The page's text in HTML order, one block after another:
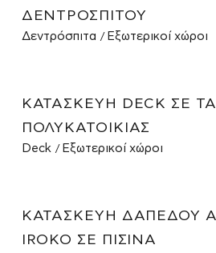
ΔΕΝΤΡΌΣΠΙΤΟΥ
Δεντρόσπιτα Εξωτερικοί χώροι
ΚΑΤΑΣΚΕΥΉ DECK ΣΕ
ΠΟΛΥΚΑΤΟΙΚΊΑΣ
Deck Εξωτερικοί χώροι
ΚΑΤΑΣΚΕΥΉ ΔΑΠΈΔΟΥ
IROKO ΣΕ ΠΙΣΊΝΑ